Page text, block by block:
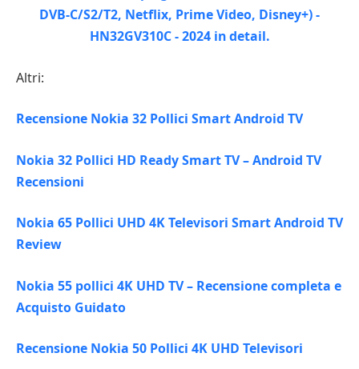
Altri:
Recensione Nokia 32 Pollici Smart Android TV
Nokia 32 Pollici HD Ready Smart TV – Android TV
Recensioni
Nokia 65 Pollici UHD 4K Televisori Smart Android TV
Review
Nokia 55 pollici 4K UHD TV – Recensione completa e
Acquisto Guidato
Recensione Nokia 50 Pollici 4K UHD Televisori